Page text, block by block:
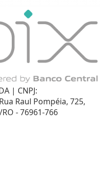
| CNPJ:
Raul Pompéia, 725,
- 76961-766